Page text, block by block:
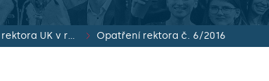
Opatření rektora UK v roce 2016 Opatření rektora č. 6/2016